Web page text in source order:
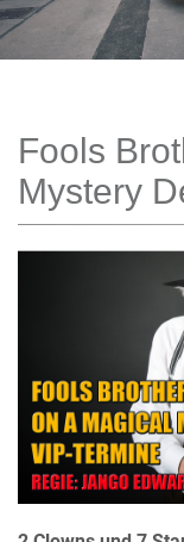
Fools
Mystery